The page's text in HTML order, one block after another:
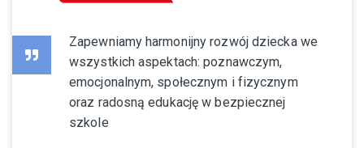
Zapewniamy harmonijny rozwój dziecka we
wszystkich aspektach: poznawczym,
emocjonalnym, społecznym i fizycznym
oraz radosną edukację w bezpiecznej
szkole